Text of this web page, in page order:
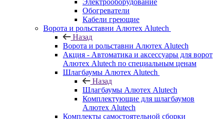
Электрооборудование
Обогреватели
Кабели греющие
Ворота и рольставни Алютех Alutech
Назад
Ворота и рольставни Алютех Alutech
Акция - Автоматика и аксессуары для ворот
Алютех Alutech по специальным ценам
Шлагбаумы Алютех Alutech
Назад
Шлагбаумы Алютех Alutech
Комплектующие для шлагбаумов
Алютех Alutech
Комплекты самостоятельной сборки